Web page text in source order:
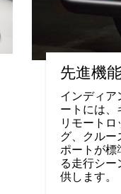
先進機
インディア
ートには、
リモートロ
グ、クルー
ポートが標
る走行シー
供します。